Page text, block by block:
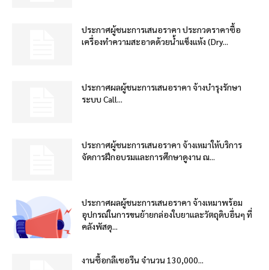
ประกาศผู้ชนะการเสนอราคา ประกวดราคาซื้อ
เครื่องทำความสะอาดด้วยน้ำแข็งแห้ง (Dry...
ประกาศผลผู้ชนะการเสนอราคา จ้างบำรุงรักษา
ระบบ Call...
ประกาศผู้ชนะการเสนอราคา จ้างเหมาให้บริการ
จัดการฝึกอบรมและการศึกษาดูงาน ณ...
ประกาศผลผู้ชนะการเสนอราคา จ้างเหมาพร้อม
อุปกรณ์ในการขนย้ายกล่องใบยาและวัตถุดิบอื่นๆ ที่
คลังพัสดุ...
งานซื้อกลีเซอรีน จำนวน 130,000...